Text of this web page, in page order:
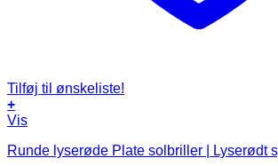
Tilføj til ønskeliste!
+
Vis
Runde lyserøde Plate solbriller | Lyserødt